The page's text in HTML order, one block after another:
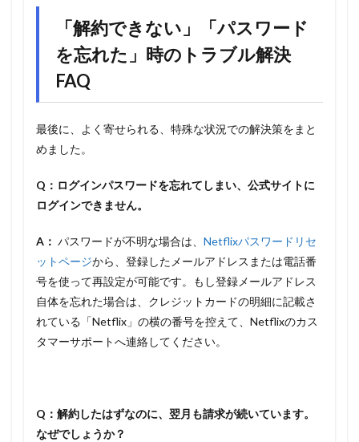
「解約できない」「パスワード
を忘れた」時のトラブル解決
FAQ
最後に、よく寄せられる、特殊な状況での解決策をまと
めました。
Q：ログインパスワードを忘れてしまい、公式サイトに
ログインできません。
A： パスワードが不明な場合は、 Netflixパスワードリセ
ットページから、登録したメールアドレスまたは電話番
号を使って再設定が可能です。もし登録メールアドレス
自体を忘れた場合は、クレジットカードの明細に記載さ
れている「Netflix」の横の番号を控えて、Netflixのカス
タマーサポートへ連絡してください。
Q：解約したはずなのに、翌月も請求が続いています。
なぜでしょうか？